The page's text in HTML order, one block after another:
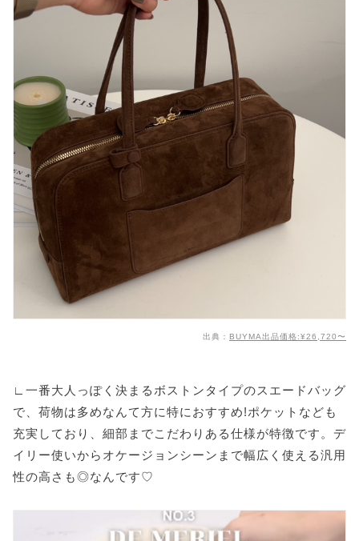
出典： BUYMA出品価格:¥26,720〜
∟一番大人っぽく決まるボストンタイプのスエードバッグ
で、荷物は多めなんて方に特におすすめ!ポケットなども
充実しており、細部までこだわりある仕様が特徴です。デ
イリー使いからオケージョンシーンまで幅広く使える汎用
性の高さも◎なんです♡